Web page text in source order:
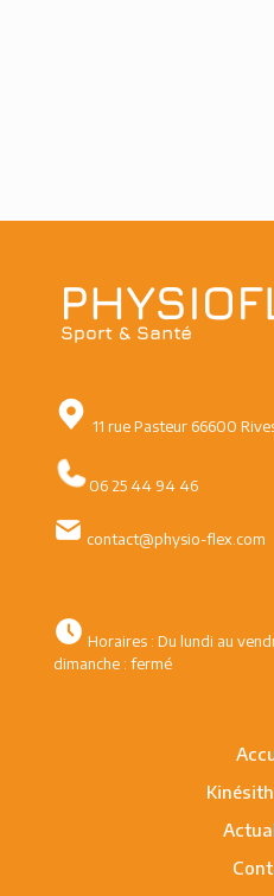
11 rue Pasteur 66600
06 25 44 94 46
contact@physio-flex.com
Horaires : Du lundi au
dimanche : fermé